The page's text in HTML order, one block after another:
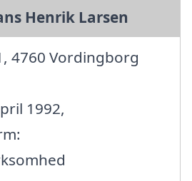
Henrik Larsen
4760 Vordingborg
1992,